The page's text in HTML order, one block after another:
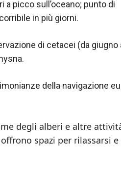
picco sull’oceano; punto di
in più giorni.
di cetacei (da giugno
della navigazione
degli alberi e altre
spazi per rilassarsi e